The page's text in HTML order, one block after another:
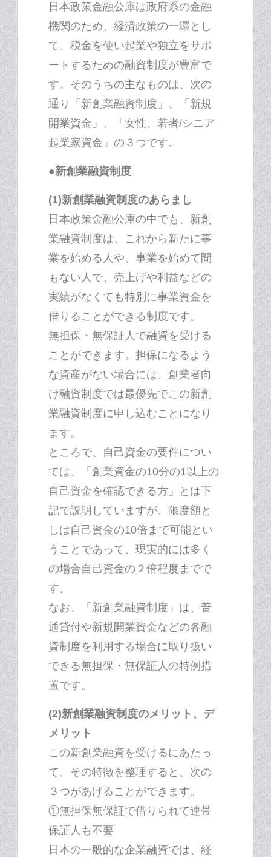
日本政策金融公庫は政府系の金融
機関のため、経済政策の一環とし
て、税金を使い起業や独立をサポ
ートするための融資制度が豊富で
す。そのうちの主なものは、次の
通り「新創業融資制度」、「新規
開業資金」、「女性、若者/シニア
起業家資金」の３つです。
●新創業融資制度
(1)新創業融資制度のあらまし
日本政策金融公庫の中でも、新創
業融資制度は、これから新たに事
業を始める人や、事業を始めて間
もない人で、売上げや利益などの
実績がなくても特別に事業資金を
借りることができる制度です。
無担保・無保証人で融資を受ける
ことができます。担保になるよう
な資産がない場合には、創業者向
け融資制度では最優先でこの新創
業融資制度に申し込むことになり
ます。
ところで、自己資金の要件につい
ては、「創業資金の10分の1以上の
自己資金を確認できる方」とは下
記で説明していますが、限度額と
しは自己資金の10倍まで可能とい
うことであって、現実的には多く
の場合自己資金の２倍程度までで
す。
なお、「新創業融資制度」は、普
通貸付や新規開業資金などの各融
資制度を利用する場合に取り扱い
できる無担保・無保証人の特例措
置です。
(2)新創業融資制度のメリット、デ
メリット
この新創業融資を受けるにあたっ
て、その特徴を整理すると、次の
３つがあげることができます。
①無担保無保証で借りられて連帯
保証人も不要
日本の一般的な企業融資では、経